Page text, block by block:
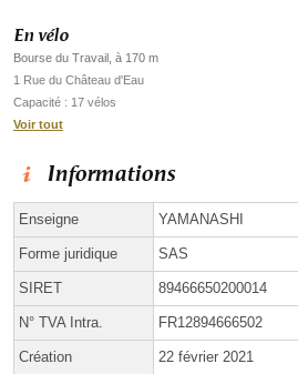
En vélo
Bourse du Travail, à 170 m
1 Rue du Château d'Eau
Capacité : 17 vélos
Voir tout
Informations
Enseigne YAMANASHI
Forme juridique SAS
SIRET 89466650200014
N° TVA Intra. FR12894666502
Création 22 février 2021